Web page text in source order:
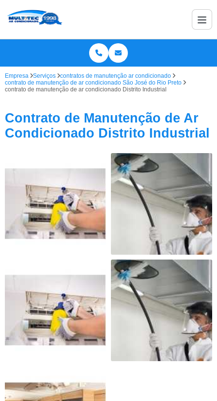
Empresa Serviços
contratos de manutenção ar condicionado
contrato de manutenção de ar condicionado São José do Rio Preto
contrato de manutenção de ar condicionado Distrito Industrial
Contrato de Manutenção de Ar
Condicionado Distrito Industrial